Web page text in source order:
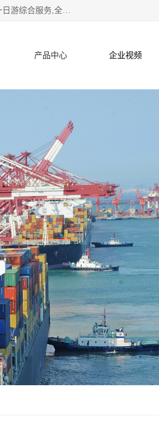
深圳市子扬国际物流有限公司专注深圳保税区转厂,保税区退运返修,转厂出口退税,坪山保税区转厂费用,保税一日游综合服务,全程托管，公司是严格按照“专业化定位、综合化经营、差异化发展”的经营思路建立的现代第三方物流，在通关业务、保税区仓储、退运返修、供应链金融方面具有较强的竞争优势。公司秉承“高效专业、服务客户、创新发展”的经营理念，已发展成为国内外知名企业的战略合作商。
产品中心 企业视频